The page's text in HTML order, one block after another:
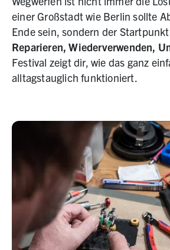
einer Großstadt wie Berlin sollte
Ende sein, sondern der
Reparieren, Wiederverwenden,
Festival zeigt dir, wie das ganz
alltagstauglich funktioniert.